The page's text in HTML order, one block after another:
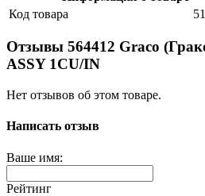
Код товара
Отзывы 564412 Graco
ASSY 1CU/IN
Нет отзывов об этом товаре.
Написать отзыв
Ваше имя:
Рейтинг